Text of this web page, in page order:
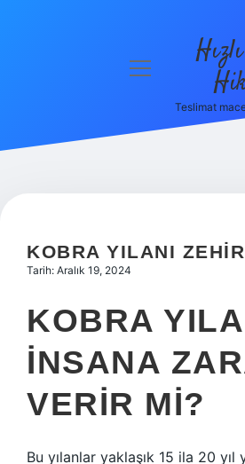
Hakkımızda
menüyü
Teslimat
KOBRA YILANI
Tarih: Aralık 19, 2024
KOBRA
INSANA
VERIR MI?
Bu yılanlar yaklaşık 15 ila 20